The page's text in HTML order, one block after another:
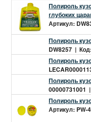
Полироль
глубоких
Артикул:
Полироль
DW8257 |
Полироль
Полироль
00000731001
Полироль
Артикул: